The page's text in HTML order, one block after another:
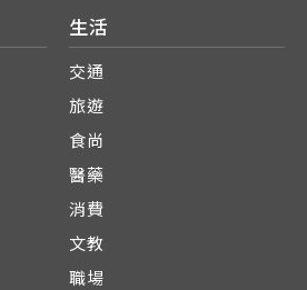
生活
交通
旅遊
食尚
醫藥
消費
文教
職場